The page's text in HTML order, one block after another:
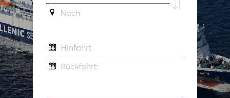
Νach
Hinfahrt
Rückfahrt